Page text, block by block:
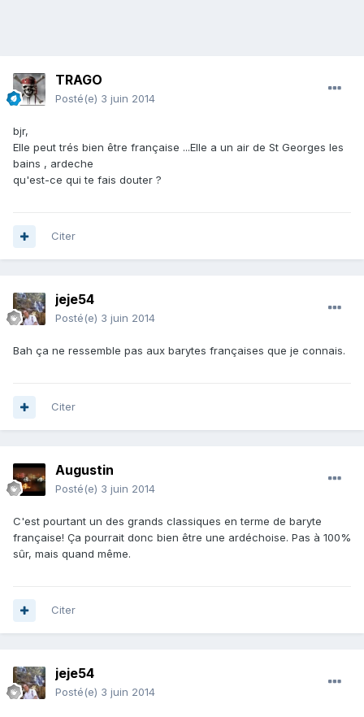
TRAGO
Posté(e) 3 juin 2014
bjr,
Elle peut trés bien être française ...Elle a un air de St Georges les
bains , ardeche
qu'est-ce qui te fais douter ?
Citer
jeje54
Posté(e) 3 juin 2014
Bah ça ne ressemble pas aux barytes françaises que je connais.
Citer
Augustin
Posté(e) 3 juin 2014
C'est pourtant un des grands classiques en terme de baryte
française! Ça pourrait donc bien être une ardéchoise. Pas à 100%
sûr, mais quand même.
Citer
jeje54
Posté(e) 3 juin 2014